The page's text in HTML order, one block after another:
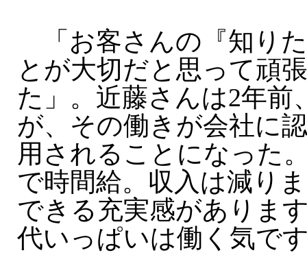
「お客さんの『知り
とが大切だと思って頑
た」。近藤さんは2年前
が、その働きが会社に
用されることになった
で時間給。収入は減り
できる充実感がありま
代いっぱいは働く気で